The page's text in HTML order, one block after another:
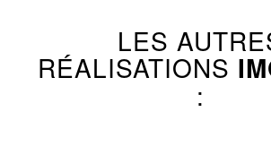
LES
RÉALISATIONS
: